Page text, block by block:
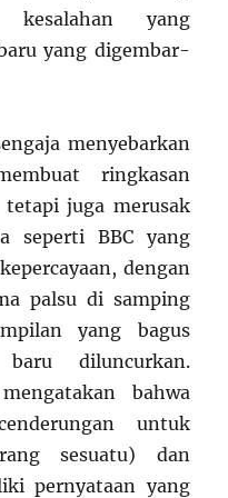
kesalahan yang
yang digembar-
menyebarkan
ringkasan
juga merusak
seperti BBC yang
dengan
palsu di samping
yang bagus
diluncurkan.
bahwa
untuk
sesuatu) dan
pernyataan yang